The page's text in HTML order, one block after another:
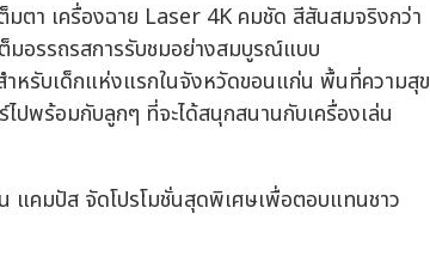
ตา เครื่องฉาย Laser 4K คมชัด สีสันสมจริงกว่า
มอรรถรสการรับชมอย่างสมบูรณ์แบบ
หรับเด็กแห่งแรกในจังหวัดขอนแก่น พื้นที่ความสุข
พร้อมกับลูกๆ ที่จะได้สนุกสนานกับเครื่องเล่น
แคมปัส จัดโปรโมชั่นสุดพิเศษเพื่อตอบแทนชาว